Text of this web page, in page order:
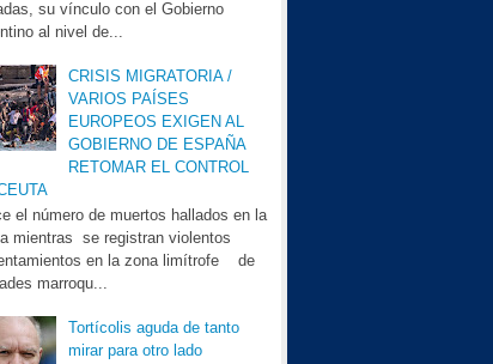
su vínculo con el Gobierno
al nivel de...
CRISIS MIGRATORIA /
VARIOS PAÍSES
EUROPEOS EXIGEN AL
GOBIERNO DE ESPAÑA
RETOMAR EL CONTROL
el número de muertos hallados en la
mientras se registran violentos
en la zona limítrofe de
marroqu...
Tortícolis aguda de tanto
mirar para otro lado